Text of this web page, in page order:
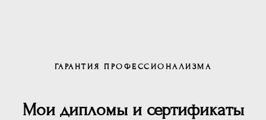
ГАРАНТИЯ ПРОФЕССИОНАЛИЗМА
Мои дипломы и сертификаты